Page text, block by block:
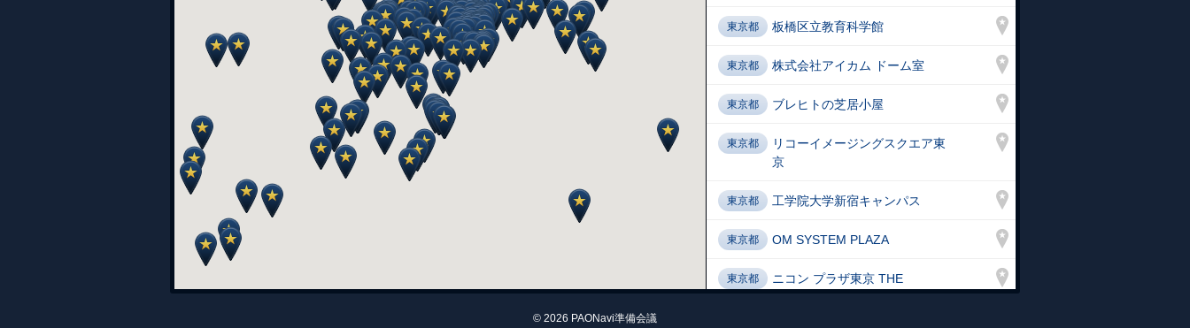
東京都 板橋区立教育科学館
東京都 株式会社アイカム ドーム室
東京都 ブレヒトの芝居小屋
東京都
リコーイメージングスクエア東
京
東京都 工学院大学新宿キャンパス
東京都 OM SYSTEM PLAZA
東京都
ニコン プラザ東京 THE
GALLERY
© 2026 PAONavi準備会議